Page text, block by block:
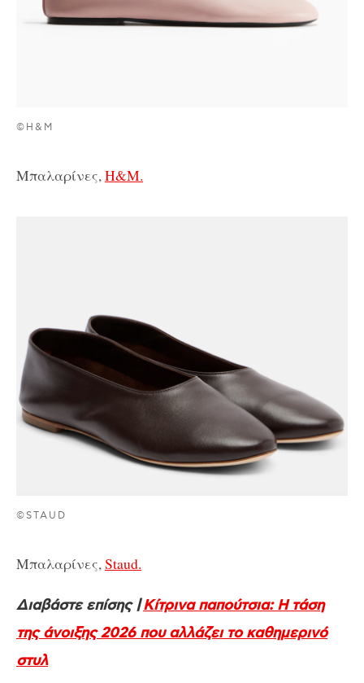
©H&M
Μπαλαρίνες,H&M.
©STAUD
Μπαλαρίνες,Staud.
Διαβάστε επίσης |Κίτρινα παπούτσια: Η τάση
της άνοιξης 2026 που αλλάζει το καθημερινό
στυλ